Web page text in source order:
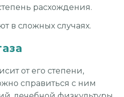
расхождения.
в сложных случаях.
от его степени,
справиться с ним